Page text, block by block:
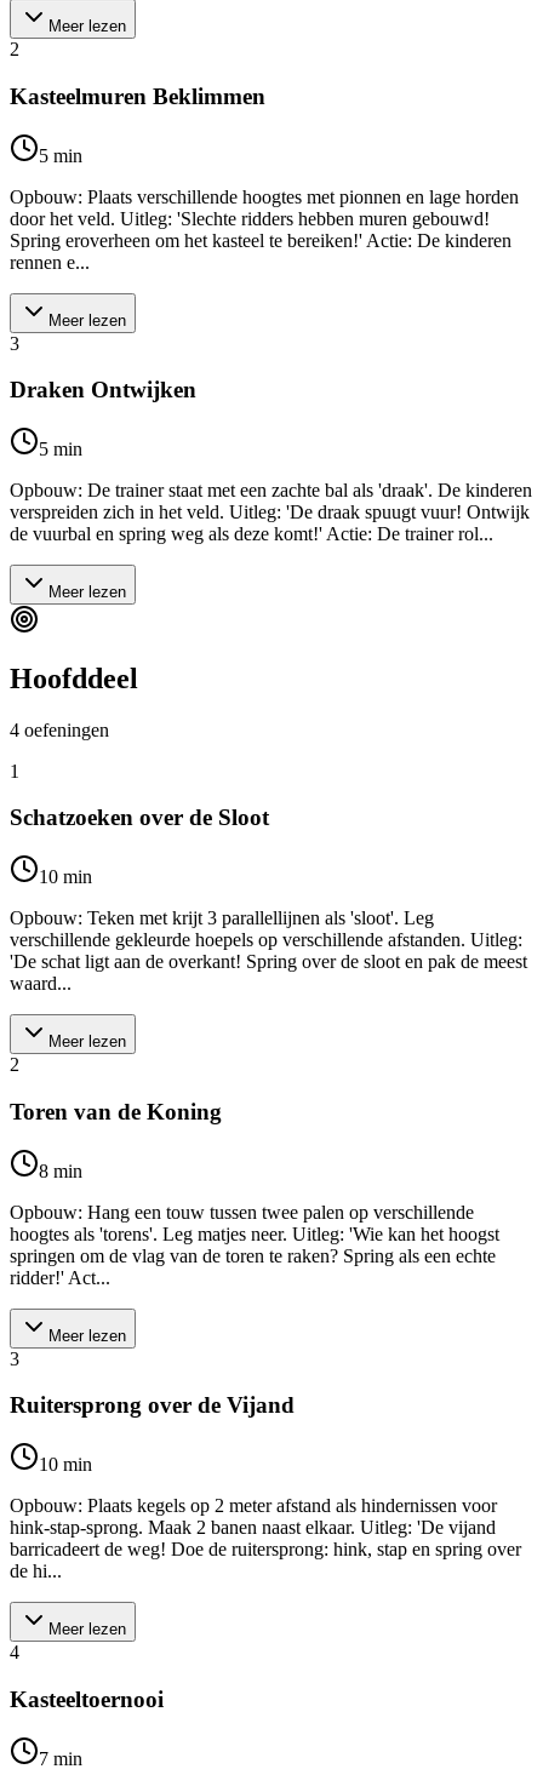
Meer lezen
2
Kasteelmuren Beklimmen
5 min
Opbouw: Plaats verschillende hoogtes met pionnen en lage horden
door het veld. Uitleg: 'Slechte ridders hebben muren gebouwd!
Spring eroverheen om het kasteel te bereiken!' Actie: De kinderen
rennen e...
Meer lezen
3
Draken Ontwijken
5 min
Opbouw: De trainer staat met een zachte bal als 'draak'. De kinderen
verspreiden zich in het veld. Uitleg: 'De draak spuugt vuur! Ontwijk
de vuurbal en spring weg als deze komt!' Actie: De trainer rol...
Meer lezen
Hoofddeel
4 oefeningen
1
Schatzoeken over de Sloot
10 min
Opbouw: Teken met krijt 3 parallellijnen als 'sloot'. Leg
verschillende gekleurde hoepels op verschillende afstanden. Uitleg:
'De schat ligt aan de overkant! Spring over de sloot en pak de meest
waard...
Meer lezen
2
Toren van de Koning
8 min
Opbouw: Hang een touw tussen twee palen op verschillende
hoogtes als 'torens'. Leg matjes neer. Uitleg: 'Wie kan het hoogst
springen om de vlag van de toren te raken? Spring als een echte
ridder!' Act...
Meer lezen
3
Ruitersprong over de Vijand
10 min
Opbouw: Plaats kegels op 2 meter afstand als hindernissen voor
hink-stap-sprong. Maak 2 banen naast elkaar. Uitleg: 'De vijand
barricadeert de weg! Doe de ruitersprong: hink, stap en spring over
de hi...
Meer lezen
4
Kasteeltoernooi
7 min